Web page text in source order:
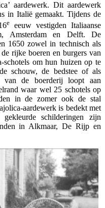
aardewerk. Dit aardewerk
in Italië gemaakt. Tijdens de
e eeuw vestigden Italiaanse
Amsterdam en Delft. De
1650 zowel in technisch als
rijke boeren en burgers van
schotels om hun huizen op te
schouw, de bedstee of als
van de boerderij loopt aan
waar wel 25 schotels op
in de zomer ook de stal
aardewerk is bedekt met
schilderingen zijn
in Alkmaar, De Rijp en